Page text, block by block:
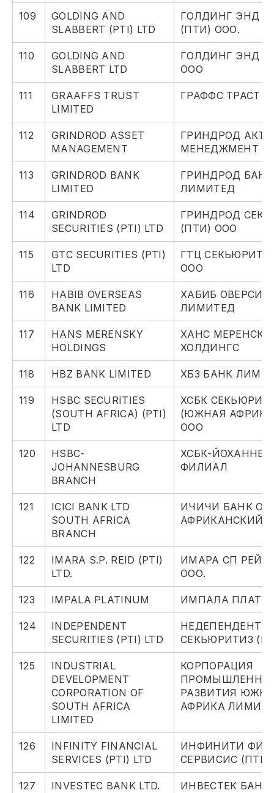
109
GOLDING AND
SLABBERT (PTI) LTD
ГОЛДИНГ ЭНД
(ПТИ) ООО.
110
GOLDING AND
SLABBERT LTD
ГОЛДИНГ ЭНД
ООО
111
GRAAFFS TRUST
LIMITED
ГРАФФС ТРАСТ
112
GRINDROD ASSET
MANAGEMENT
ГРИНДРОД
МЕНЕДЖМЕНТ
113
GRINDROD BANK
LIMITED
ГРИНДРОД БАНК
ЛИМИТЕД
114
GRINDROD
SECURITIES (PTI) LTD
ГРИНДРОД
(ПТИ) ООО
115
GTC SECURITIES (PTI)
LTD
ГТЦ
ООО
116
HABIB OVERSEAS
BANK LIMITED
ХАБИБ ОВЕРСИЗ
ЛИМИТЕД
117
HANS MERENSKY
HOLDINGS
ХАНС
ХОЛДИНГС
118 HBZ BANK LIMITED ХБЗ БАНК
119
HSBC SECURITIES
(SOUTH AFRICA) (PTI)
LTD
ХСБК
(ЮЖНАЯ
ООО
120
HSBC-
JOHANNESBURG
BRANCH
ХСБК-
ФИЛИАЛ
121
ICICI BANK LTD
SOUTH AFRICA
BRANCH
ИЧИЧИ БАНК
АФРИКАНСКИЙ
122
IMARA S.P. REID (PTI)
LTD.
ИМАРА СП РЕЙД
ООО.
123 IMPALA PLATINUM ИМПАЛА
124
INDEPENDENT
SECURITIES (PTI) LTD
НЕДЕПЕНДЕНТ
СЕКЬЮРИТИЗ
125
INDUSTRIAL
DEVELOPMENT
CORPORATION OF
SOUTH AFRICA
LIMITED
КОРПОРАЦИЯ
РАЗВИТИЯ
АФРИКА
126
INFINITY FINANCIAL
SERVICES (PTI) LTD
ИНФИНИТИ
СЕРВИСИС
127 INVESTEC BANK LTD. ИНВЕСТЕК